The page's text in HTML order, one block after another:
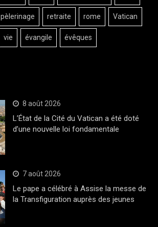
pèlerinage retraite rome Vatican
vie évangile évêques
8 août 2026
L’État de la Cité du Vatican a été doté
d’une nouvelle loi fondamentale
7 août 2026
Le pape a célébré à Assise la messe de
la Transfiguration auprès des jeunes